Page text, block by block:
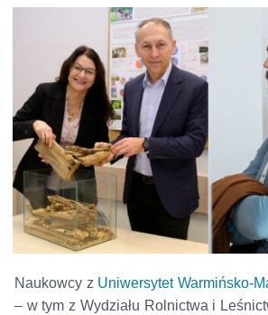
Naukowcy z Uniwersytet Warmińsko-
– w tym z Wydziału Rolnictwa i